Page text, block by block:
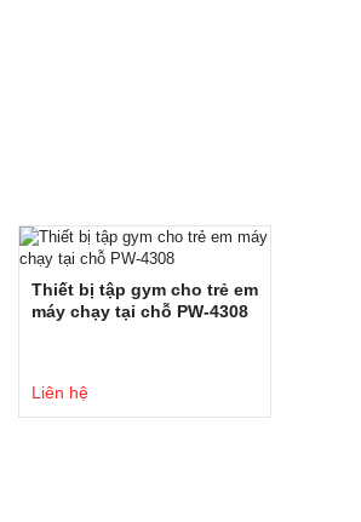
Thiết bị tập gym cho trẻ em
máy chạy tại chỗ PW-4308
Liên hệ